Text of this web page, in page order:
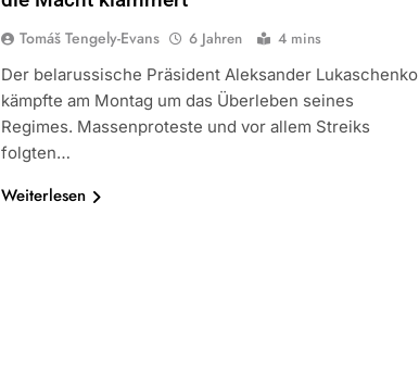
Tomáš Tengely-Evans 6 Jahren
4 mins
Der belarussische Präsident Aleksander Lukaschenko
kämpfte am Montag um das Überleben seines
Regimes. Massenproteste und vor allem Streiks
folgten…
Weiterlesen